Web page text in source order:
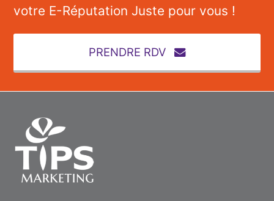
votre E-Réputation Juste pour vous !
PRENDRE RDV